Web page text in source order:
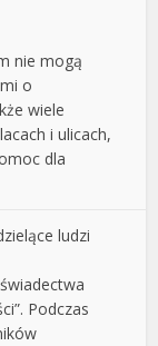
nie mogą
o
wiele
i ulicach,
dla
ludzi
Podczas